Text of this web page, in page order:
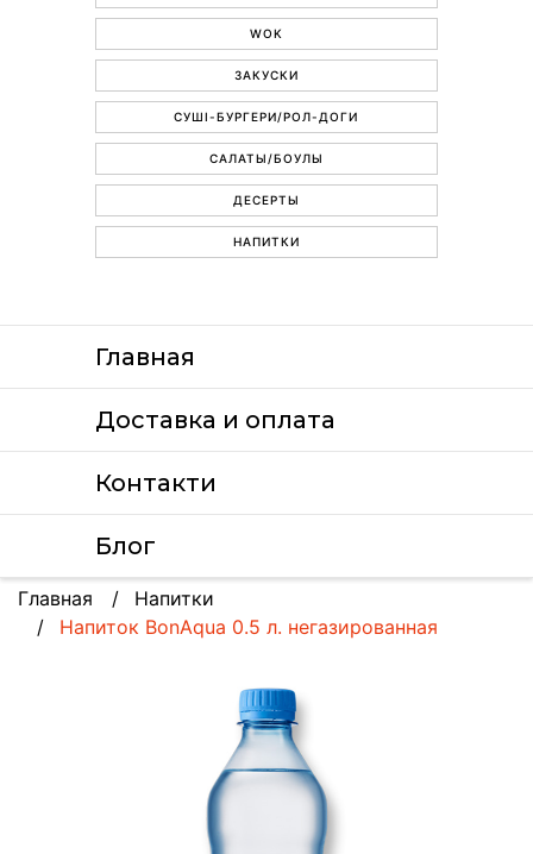
WOK
ЗАКУСКИ
СУШІ-БУРГЕРИ/РОЛ-ДОГИ
САЛАТЫ/БОУЛЫ
ДЕСЕРТЫ
НАПИТКИ
Главная
Доставка и оплата
Контакти
Блог
Главная
Напитки
Напиток BonAqua 0.5 л. негазированная